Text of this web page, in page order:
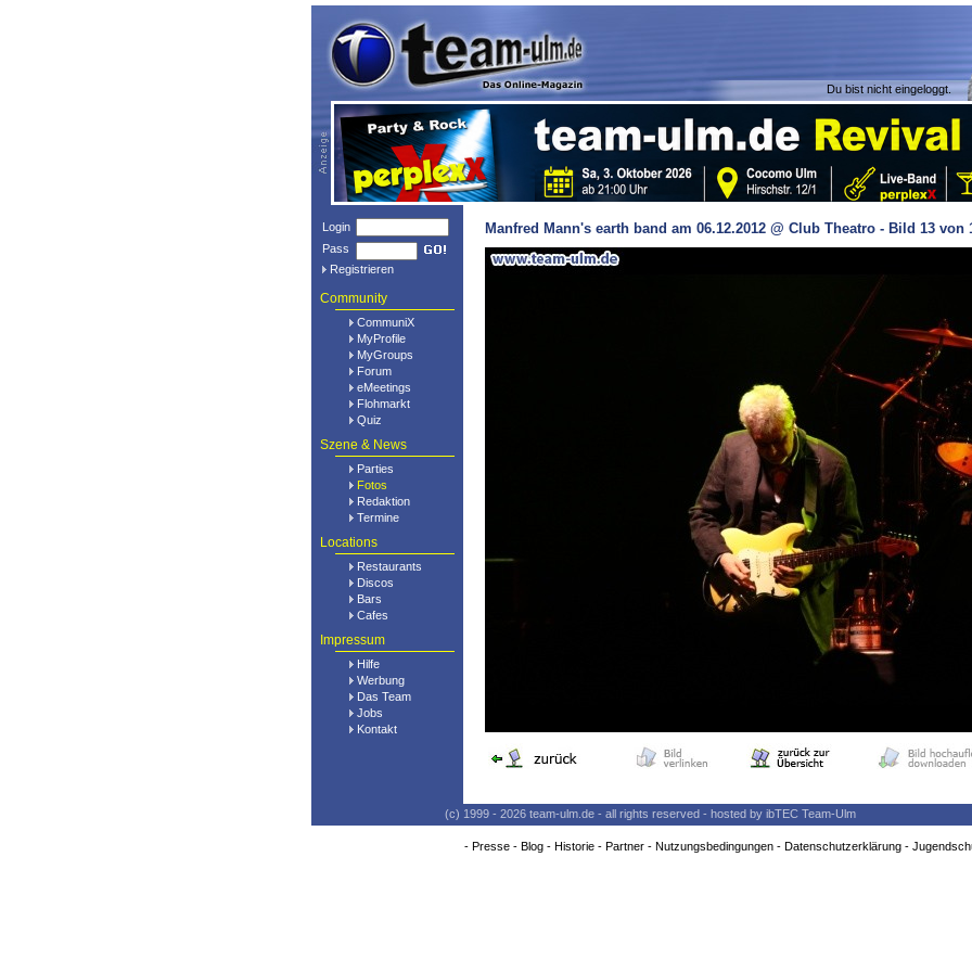
Du bist nicht eingeloggt.
Login
Pass
Registrieren
Community
CommuniX
MyProfile
MyGroups
Forum
eMeetings
Flohmarkt
Quiz
Szene & News
Parties
Fotos
Redaktion
Termine
Locations
Restaurants
Discos
Bars
Cafes
Impressum
Hilfe
Werbung
Das Team
Jobs
Kontakt
Manfred Mann's earth band am 06.12.2012 @ Club Theatro - Bild 13 von
(c) 1999 - 2026 team-ulm.de - all rights reserved - hosted by ibTEC Team-Ulm
- Presse- Blog- Historie- Partner- Nutzungsbedingungen- Datenschutzerklärung-